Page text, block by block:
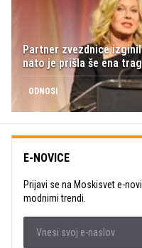
Partner zvezdnice
nato je prišla še ena
ODNOSI
E-NOVICE
Prijavi se na Moskisvet e-
modnimi trendi.